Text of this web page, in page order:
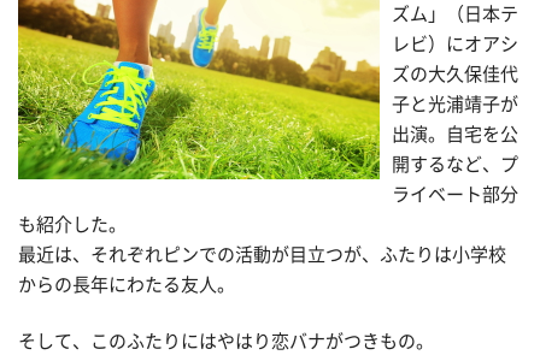
ズム」（日本テ
レビ）にオアシ
ズの大久保佳代
子と光浦靖子が
出演。自宅を公
開するなど、プ
ライベート部分
も紹介した。
最近は、それぞれピンでの活動が目立つが、ふたりは小学校
からの長年にわたる友人。
そして、このふたりにはやはり恋バナがつきもの。